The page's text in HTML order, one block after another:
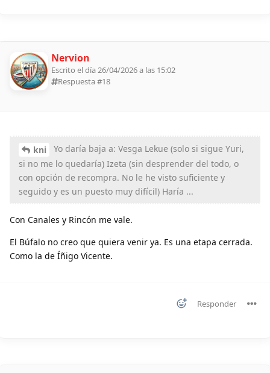
Nervion
Escrito el día 26/04/2026 a las 15:02
Respuesta #18
kni
Yo daría baja a: Vesga Lekue (solo si sigue Yuri,
si no me lo quedaría) Izeta (sin desprender del todo, o
con opción de recompra. No le he visto suficiente y
seguido y es un puesto muy difícil) Haría ...
Con Canales y Rincón me vale.
El Búfalo no creo que quiera venir ya. Es una etapa cerrada.
Como la de Íñigo Vicente.
Responder